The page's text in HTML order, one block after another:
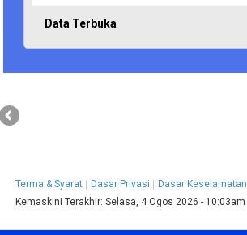
Data Terbuka
Terma & Syarat Dasar Privasi Dasar Keselamatan
Kemaskini Terakhir:Selasa, 4 Ogos 2026 - 10:03am